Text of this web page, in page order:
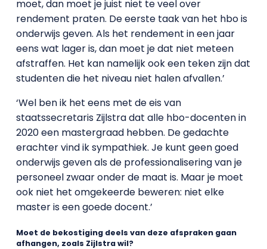
moet, dan moet je juist niet te veel over
rendement praten. De eerste taak van het hbo is
onderwijs geven. Als het rendement in een jaar
eens wat lager is, dan moet je dat niet meteen
afstraffen. Het kan namelijk ook een teken zijn dat
studenten die het niveau niet halen afvallen.’
‘Wel ben ik het eens met de eis van
staatssecretaris Zijlstra dat alle hbo-docenten in
2020 een mastergraad hebben. De gedachte
erachter vind ik sympathiek. Je kunt geen goed
onderwijs geven als de professionalisering van je
personeel zwaar onder de maat is. Maar je moet
ook niet het omgekeerde beweren: niet elke
master is een goede docent.’
Moet de bekostiging deels van deze afspraken gaan
afhangen, zoals Zijlstra wil?